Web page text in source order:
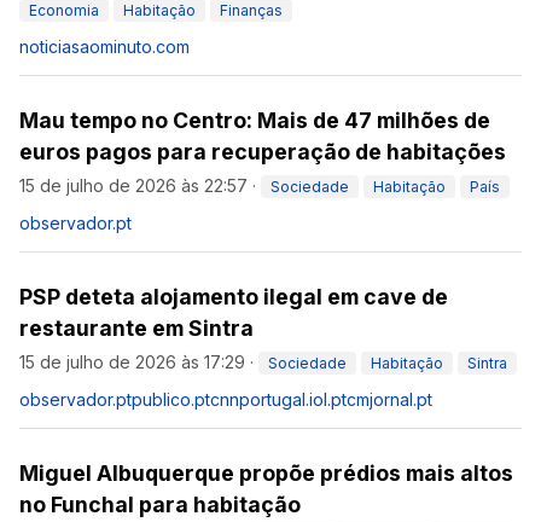
Economia Habitação Finanças
noticiasaominuto.com
Mau tempo no Centro: Mais de 47 milhões de
euros pagos para recuperação de habitações
15 de julho de 2026 às 22:57 · Sociedade Habitação País
observador.pt
PSP deteta alojamento ilegal em cave de
restaurante em Sintra
15 de julho de 2026 às 17:29 · Sociedade Habitação Sintra
observador.ptpublico.ptcnnportugal.iol.ptcmjornal.pt
Miguel Albuquerque propõe prédios mais altos
no Funchal para habitação